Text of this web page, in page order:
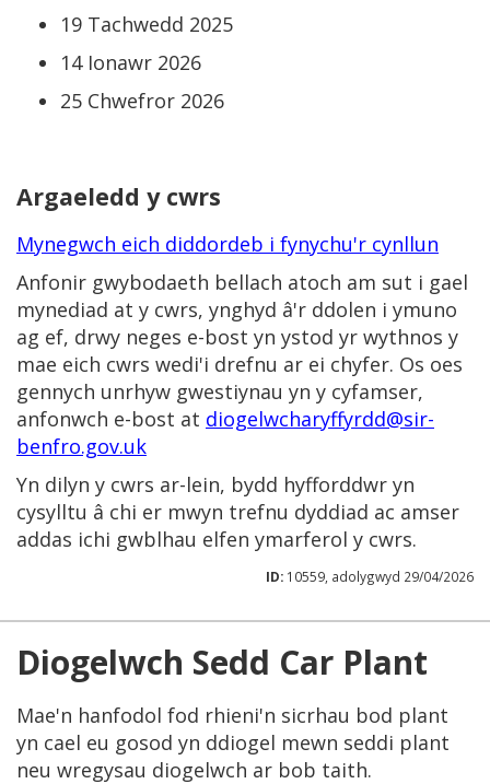
19 Tachwedd 2025
14 Ionawr 2026
25 Chwefror 2026
Argaeledd y cwrs
Mynegwch eich diddordeb i fynychu'r cynllun
Anfonir gwybodaeth bellach atoch am sut i gael
mynediad at y cwrs, ynghyd â'r ddolen i ymuno
ag ef, drwy neges e-bost yn ystod yr wythnos y
mae eich cwrs wedi'i drefnu ar ei chyfer. Os oes
gennych unrhyw gwestiynau yn y cyfamser,
anfonwch e-bost at diogelwcharyffyrdd@sir-
benfro.gov.uk
Yn dilyn y cwrs ar-lein, bydd hyfforddwr yn
cysylltu â chi er mwyn trefnu dyddiad ac amser
addas ichi gwblhau elfen ymarferol y cwrs.
ID: 10559, adolygwyd 29/04/2026
Diogelwch Sedd Car Plant
Mae'n hanfodol fod rhieni'n sicrhau bod plant
yn cael eu gosod yn ddiogel mewn seddi plant
neu wregysau diogelwch ar bob taith.